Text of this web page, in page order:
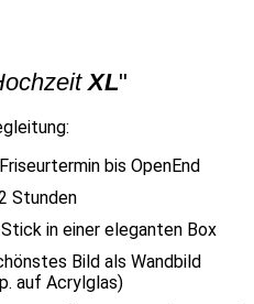
XL"
bis OpenEnd
Stunden
in einer eleganten Box
Bild als Wandbild
auf Acrylglas)